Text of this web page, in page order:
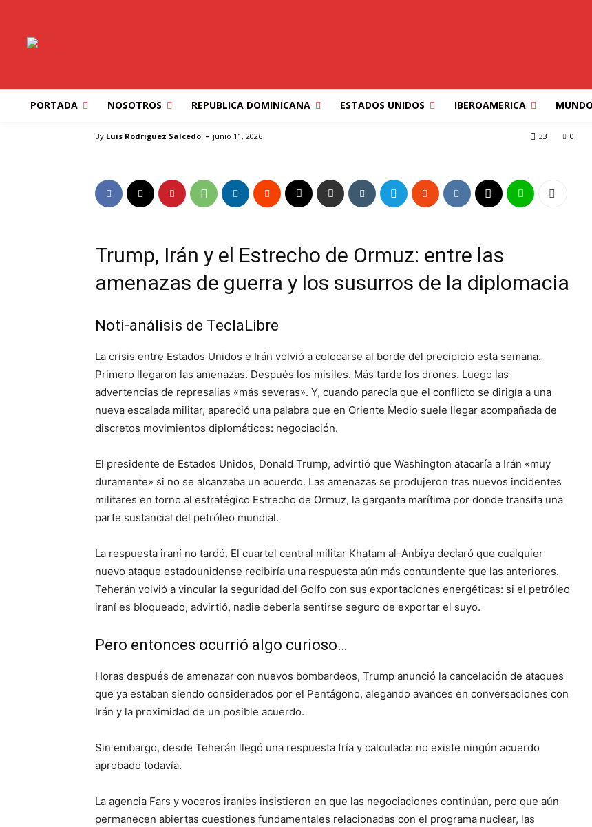
PORTADA NOSOTROS REPUBLICA DOMINICANA ESTADOS UNIDOS IBEROAMERICA MUNDO
DIPLOMACIA
By Luis Rodriguez Salcedo - junio 11, 2026 0
33
Trump, Irán y el Estrecho de Ormuz: entre las
amenazas de guerra y los susurros de la diplomacia
Noti-análisis de TeclaLibre
La crisis entre Estados Unidos e Irán volvió a colocarse al borde del precipicio esta semana.
Primero llegaron las amenazas. Después los misiles. Más tarde los drones. Luego las
advertencias de represalias «más severas». Y, cuando parecía que el conflicto se dirigía a una
nueva escalada militar, apareció una palabra que en Oriente Medio suele llegar acompañada de
discretos movimientos diplomáticos: negociación.
El presidente de Estados Unidos, Donald Trump, advirtió que Washington atacaría a Irán «muy
duramente» si no se alcanzaba un acuerdo. Las amenazas se produjeron tras nuevos incidentes
militares en torno al estratégico Estrecho de Ormuz, la garganta marítima por donde transita una
parte sustancial del petróleo mundial.
La respuesta iraní no tardó. El cuartel central militar Khatam al-Anbiya declaró que cualquier
nuevo ataque estadounidense recibiría una respuesta aún más contundente que las anteriores.
Teherán volvió a vincular la seguridad del Golfo con sus exportaciones energéticas: si el petróleo
iraní es bloqueado, advirtió, nadie debería sentirse seguro de exportar el suyo.
Pero entonces ocurrió algo curioso…
Horas después de amenazar con nuevos bombardeos, Trump anunció la cancelación de ataques
que ya estaban siendo considerados por el Pentágono, alegando avances en conversaciones con
Irán y la proximidad de un posible acuerdo.
Sin embargo, desde Teherán llegó una respuesta fría y calculada: no existe ningún acuerdo
aprobado todavía.
La agencia Fars y voceros iraníes insistieron en que las negociaciones continúan, pero que aún
permanecen abiertas cuestiones fundamentales relacionadas con el programa nuclear, las